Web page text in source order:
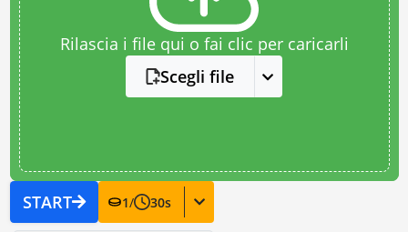
Rilascia i file qui o fai clic per caricarli
Scegli file
START 1/ 30s